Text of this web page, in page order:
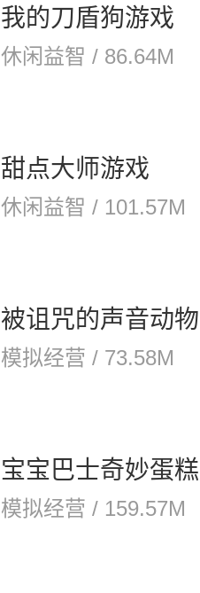
我的刀盾狗游戏
休闲益智 / 86.64M
甜点大师游戏
休闲益智 / 101.57M
被诅咒的声音动
模拟经营 / 73.58M
宝宝巴士奇妙蛋
模拟经营 / 159.57M